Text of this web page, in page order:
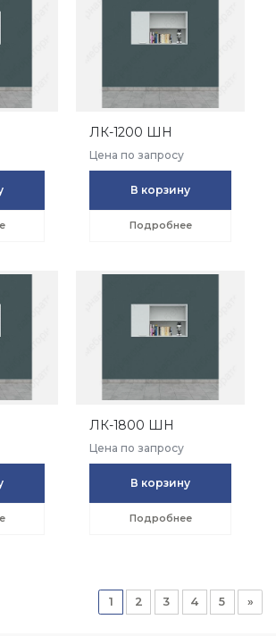
ЛК-1200 ШН
Цена по запросу
В корзину
Подробнее
ЛК-1800 ШН
Цена по запросу
В корзину
Подробнее
1 2 3 4 5 »